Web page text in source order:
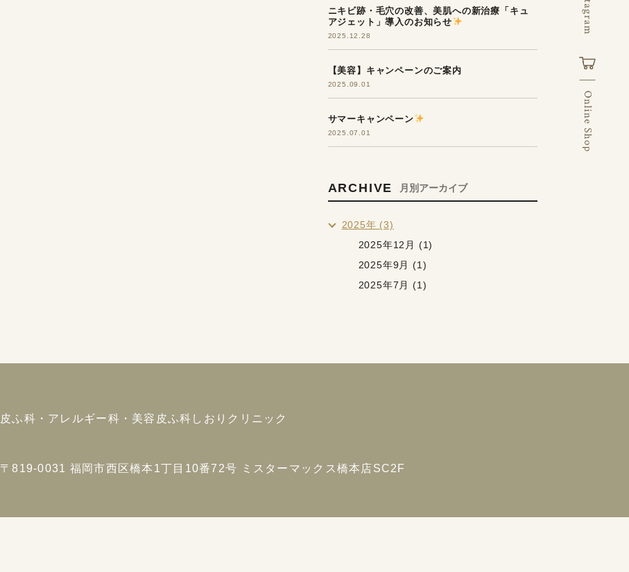
ニキビ跡・毛穴の改善、美肌への新治療「キュ
アジェット」導入のお知らせ
2025.12.28
【美容】キャンペーンのご案内
2025.09.01
サマーキャンペーン
2025.07.01
ARCHIVE 月別アーカイブ
2025年 (3)
2025年12月 (1)
2025年9月 (1)
2025年7月 (1)
皮ふ科・アレルギー科・美容皮ふ科 しおりクリニック
〒819-0031 福岡市西区橋本1丁目10番72号 ミスターマックス橋本店SC2F